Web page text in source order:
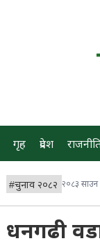
गृह प्रदेश
#चुनाव २०८२ २०८३ साउन
धनगढी